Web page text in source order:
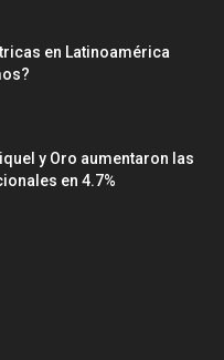
en Latinoamérica
y Oro aumentaron las
en 4.7%